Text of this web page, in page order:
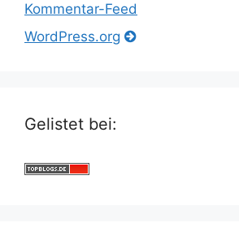
Kommentar-Feed
WordPress.org
Gelistet bei: